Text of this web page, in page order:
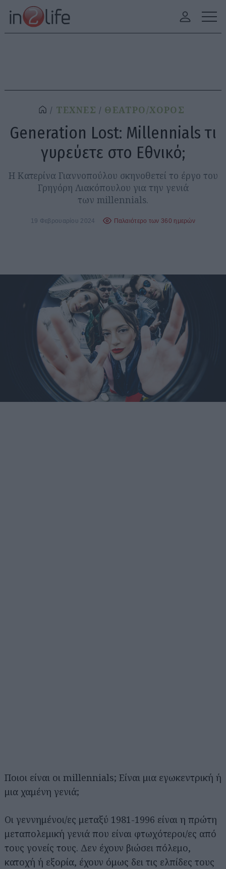
ΤΕΧΝΕΣ ΘΕΑΤΡΟ/ΧΟΡΟΣ
Generation Lost: Μillennials τι
γυρεύετε στο Εθνικό;
Η Κατερίνα Γιαννοπούλου σκηνοθετεί το έργο του
Γρηγόρη Λιακόπουλου για την γενιά
των millennials.
19 Φεβρουαρίου 2024 Παλαιότερο των 360 ημερών
Ποιοι είναι οι millennials; Είναι μια εγωκεντρική ή
μια χαμένη γενιά;
Οι γεννημένοι/ες μεταξύ 1981-1996 είναι η πρώτη
μεταπολεμική γενιά που είναι φτωχότεροι/ες από
τους γονείς τους. Δεν έχουν βιώσει πόλεμο,
κατοχή ή εξορία, έχουν όμως δει τις ελπίδες τους